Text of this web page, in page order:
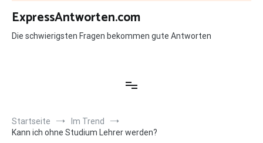
Zum
Inhalt
springen
ExpressAntworten.com
Die schwierigsten Fragen bekommen gute Antworten
Startseite
Im Trend
Kann ich ohne Studium Lehrer werden?